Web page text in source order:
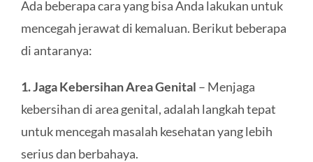
Ada beberapa cara yang bisa Anda lakukan untuk
mencegah jerawat di kemaluan. Berikut beberapa
di antaranya:
1. Jaga Kebersihan Area Genital – Menjaga
kebersihan di area genital, adalah langkah tepat
untuk mencegah masalah kesehatan yang lebih
serius dan berbahaya.